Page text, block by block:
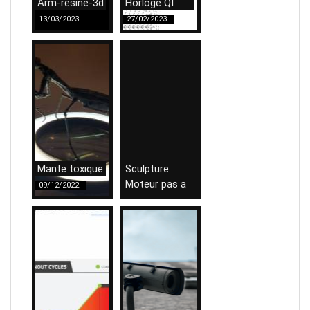
13/03/2023 27/02/2023
Mante toxique
09/12/2022
Sculpture
Moteur pas a
pas